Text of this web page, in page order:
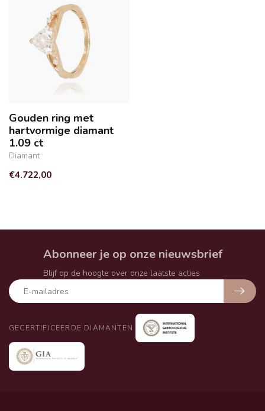
Gouden ring met
hartvormige diamant
1.09 ct
Diamant
€4.722,00
Abonneer je op onze nieuwsbrief
Blijf op de hoogte over onze laatste acties
GECERTIFICEERDE DIAMANTEN